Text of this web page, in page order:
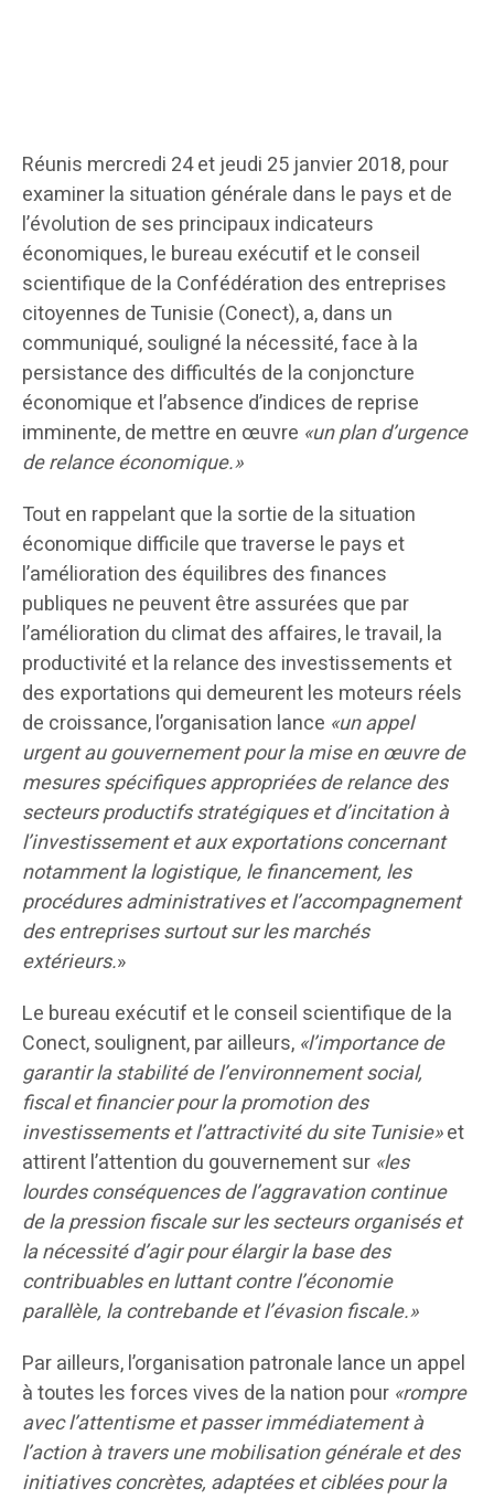
Réunis mercredi 24 et jeudi 25 janvier 2018, pour
examiner la situation générale dans le pays et de
l’évolution de ses principaux indicateurs
économiques, le bureau exécutif et le conseil
scientifique de la Confédération des entreprises
citoyennes de Tunisie (Conect), a, dans un
communiqué, souligné la nécessité, face à la
persistance des difficultés de la conjoncture
économique et l’absence d’indices de reprise
imminente, de mettre en œuvre «un plan d’urgence
de relance économique.»
Tout en rappelant que la sortie de la situation
économique difficile que traverse le pays et
l’amélioration des équilibres des finances
publiques ne peuvent être assurées que par
l’amélioration du climat des affaires, le travail, la
productivité et la relance des investissements et
des exportations qui demeurent les moteurs réels
de croissance, l’organisation lance «un appel
urgent au gouvernement pour la mise en œuvre de
mesures spécifiques appropriées de relance des
secteurs productifs stratégiques et d’incitation à
l’investissement et aux exportations concernant
notamment la logistique, le financement, les
procédures administratives et l’accompagnement
des entreprises surtout sur les marchés
extérieurs.»
Le bureau exécutif et le conseil scientifique de la
Conect, soulignent, par ailleurs, «l’importance de
garantir la stabilité de l’environnement social,
fiscal et financier pour la promotion des
investissements et l’attractivité du site Tunisie»et
attirent l’attention du gouvernement sur «les
lourdes conséquences de l’aggravation continue
de la pression fiscale sur les secteurs organisés et
la nécessité d’agir pour élargir la base des
contribuables en luttant contre l’économie
parallèle, la contrebande et l’évasion fiscale.»
Par ailleurs, l’organisation patronale lance un appel
à toutes les forces vives de la nation pour «rompre
avec l’attentisme et passer immédiatement à
l’action à travers une mobilisation générale et des
initiatives concrètes, adaptées et ciblées pour la